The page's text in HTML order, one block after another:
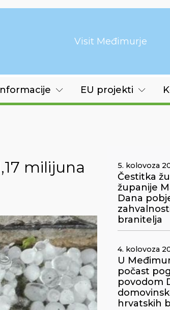
Visit Međimurje
EU projekti
milijuna
5. kolovoza
Čestitka
županije
Dana
branitelja
4. kolovoza
U
počast
povodom
hrvatskih